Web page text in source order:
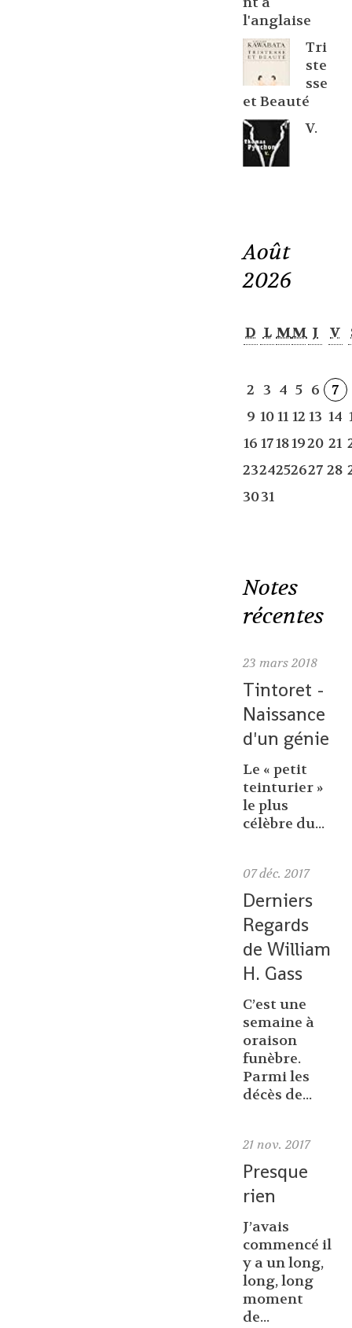
l'anglaise
Tri
ste
sse
et Beauté
V.
Août
2026
D L MM J V
2 3 4 5 6 7
9 1011 12 13 14
16 17181920 21
2324252627 28
3031
Notes
récentes
23 mars 2018
Tintoret -
Naissance
d'un génie
Le « petit
teinturier »
le plus
célèbre du...
07 déc. 2017
Derniers
Regards
de William
H. Gass
C’est une
semaine à
oraison
funèbre.
Parmi les
décès de...
21 nov. 2017
Presque
rien
J’avais
commencé il
y a un long,
long, long
moment
de...